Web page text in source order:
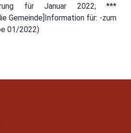
für Januar 2022; ***
Gemeinde]Information für: -zum
01/2022)